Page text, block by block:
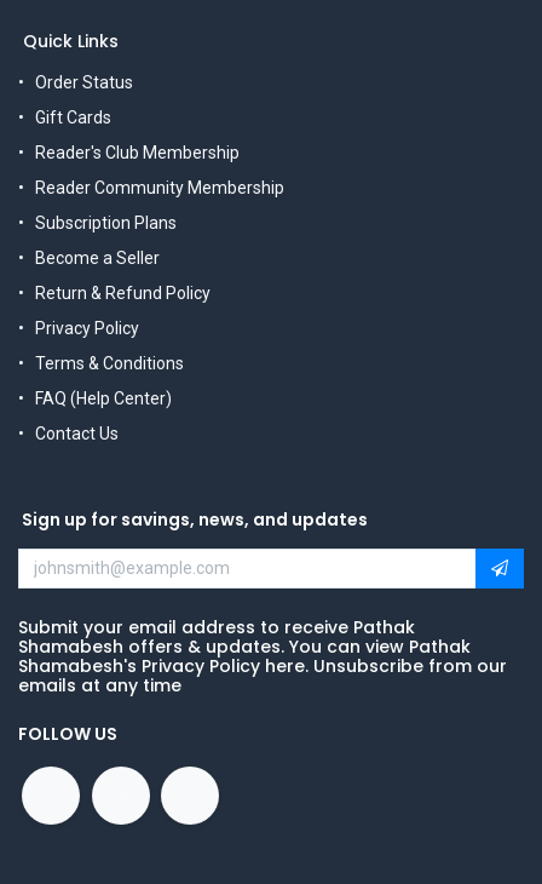
Quick Links
Order Status
Gift Cards
Reader's Club Membership
Reader Community Membership
Subscription Plans
Become a Seller
Return & Refund Policy
Privacy Policy
Terms & Conditions
FAQ (Help Center)
Contact Us
Sign up for savings, news, and updates
Submit your email address to receive Pathak
Shamabesh offers & updates. You can view Pathak
Shamabesh's Privacy Policy here. Unsubscribe from our
emails at any time
FOLLOW US